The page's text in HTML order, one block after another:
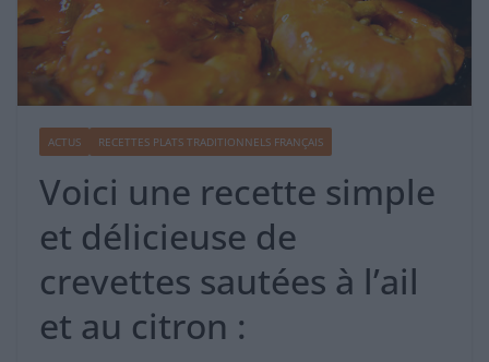
ACTUS RECETTES PLATS TRADITIONNELS FRANÇAIS
Voici une recette simple
et délicieuse de
crevettes sautées à l’ail
et au citron :